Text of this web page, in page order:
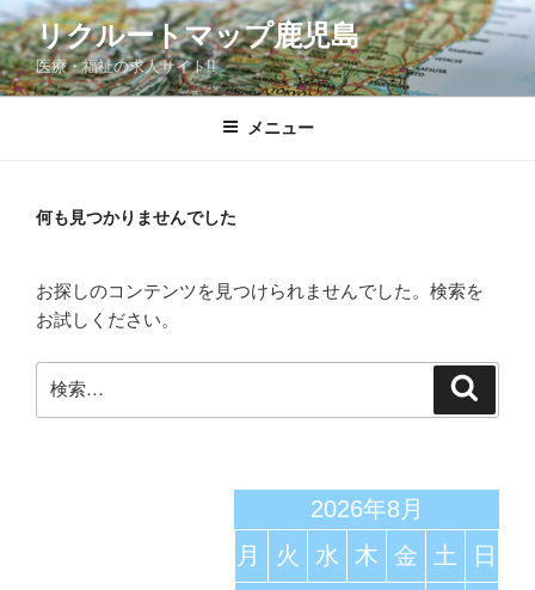
コ
ン
テ
ン
リクルートマップ鹿児島
医療・福祉の求人サイト!!
メニュー
何も見つかりませんでした
お探しのコンテンツを見つけられませんでした。検索を
お試しください。
索:
2026年8月
月
火 水 木 金 土
日